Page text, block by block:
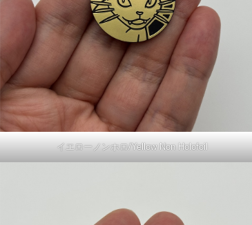
イエローノンホロ/Yellow Non Holofoil